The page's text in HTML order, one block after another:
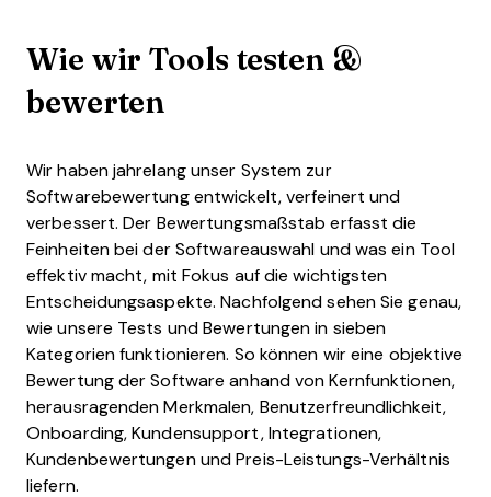
Wie wir Tools testen &
bewerten
Wir haben jahrelang unser System zur
Softwarebewertung entwickelt, verfeinert und
verbessert. Der Bewertungsmaßstab erfasst die
Feinheiten bei der Softwareauswahl und was ein Tool
effektiv macht, mit Fokus auf die wichtigsten
Entscheidungsaspekte. Nachfolgend sehen Sie genau,
wie unsere Tests und Bewertungen in sieben
Kategorien funktionieren. So können wir eine objektive
Bewertung der Software anhand von Kernfunktionen,
herausragenden Merkmalen, Benutzerfreundlichkeit,
Onboarding, Kundensupport, Integrationen,
Kundenbewertungen und Preis-Leistungs-Verhältnis
liefern.